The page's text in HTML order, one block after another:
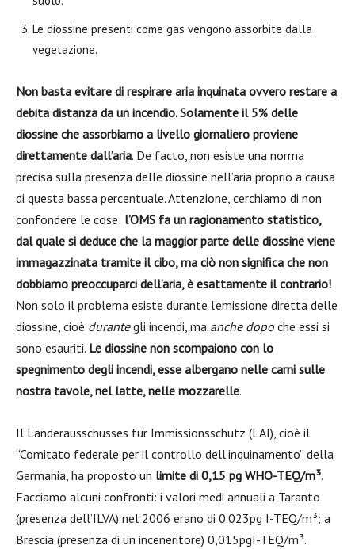
Le diossine presenti come gas vengono assorbite dalla
vegetazione.
Non basta evitare di respirare aria inquinata ovvero restare a
debita distanza da un incendio. Solamente il 5% delle
diossine che assorbiamo a livello giornaliero proviene
direttamente dall’aria. De facto, non esiste una norma
precisa sulla presenza delle diossine nell’aria proprio a causa
di questa bassa percentuale. Attenzione, cerchiamo di non
confondere le cose: l’OMS fa un ragionamento statistico,
dal quale si deduce che la maggior parte delle diossine viene
immagazzinata tramite il cibo, ma ciò non significa che non
dobbiamo preoccuparci dell’aria, è esattamente il contrario!
Non solo il problema esiste durante l’emissione diretta delle
diossine, cioè durantegli incendi, ma anche dopo che essi si
sono esauriti. Le diossine non scompaiono con lo
spegnimento degli incendi, esse albergano nelle carni sulle
nostra tavole, nel latte, nelle mozzarelle.
Il Länderausschusses für Immissionsschutz (LAI), cioè il
“Comitato federale per il controllo dell’inquinamento” della
Germania, ha proposto un limite di 0,15 pg WHO-TEQ/m³.
Facciamo alcuni confronti: i valori medi annuali a Taranto
(presenza dell’ILVA) nel 2006 erano di 0.023pg I-TEQ/m³; a
Brescia (presenza di un inceneritore) 0,015pgI-TEQ/m³.